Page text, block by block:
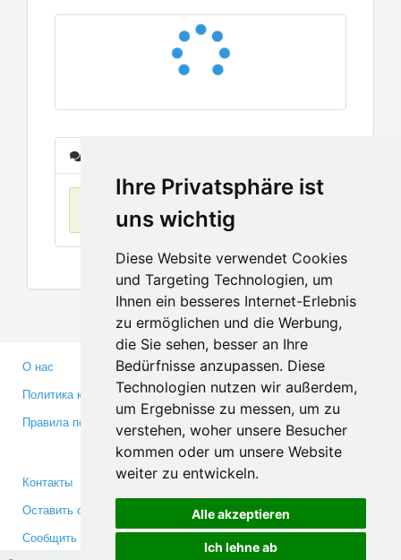
Ihre Privatsphäre ist
uns wichtig
Diese Website verwendet Cookies
und Targeting Technologien, um
Ihnen ein besseres Internet-Erlebnis
zu ermöglichen und die Werbung,
die Sie sehen, besser an Ihre
Bedürfnisse anzupassen. Diese
Technologien nutzen wir außerdem,
um Ergebnisse zu messen, um zu
verstehen, woher unsere Besucher
kommen oder um unsere Website
weiter zu entwickeln.
Alle akzeptieren
Ich lehne ab
О нас
Политика конфиденциальности
Правила пользования
Партнерам
Инвесторам
Медиа
Контакты
Оставить отзыв
Сообщить об ошибке
Facebook
Twitter
YouTube